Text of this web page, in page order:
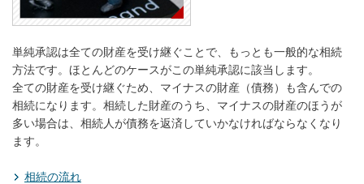
単純承認は全ての財産を受け継ぐことで、もっとも一般的な相続
方法です。ほとんどのケースがこの単純承認に該当します。
全ての財産を受け継ぐため、マイナスの財産（債務）も含んでの
相続になります。相続した財産のうち、マイナスの財産のほうが
多い場合は、相続人が債務を返済していかなければならなくなり
ます。
相続の流れ